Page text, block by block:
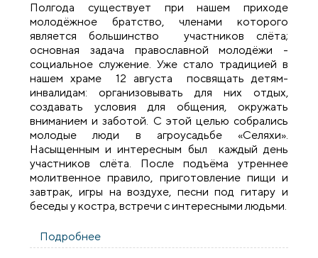
Полгода существует при нашем приходе
молодёжное братство, членами которого
является большинство участников слёта;
основная задача православной молодёжи -
социальное служение. Уже стало традицией в
нашем храме 12 августа посвящать детям-
инвалидам: организовывать для них отдых,
создавать условия для общения, окружать
вниманием и заботой. С этой целью собрались
молодые люди в агроусадьбе «Селяхи».
Насыщенным и интересным был каждый день
участников слёта. После подъёма утреннее
молитвенное правило, приготовление пищи и
завтрак, игры на воздухе, песни под гитару и
беседы у костра, встречи с интересными людьми.
Подробнее
слёт православной молодёжи прихода